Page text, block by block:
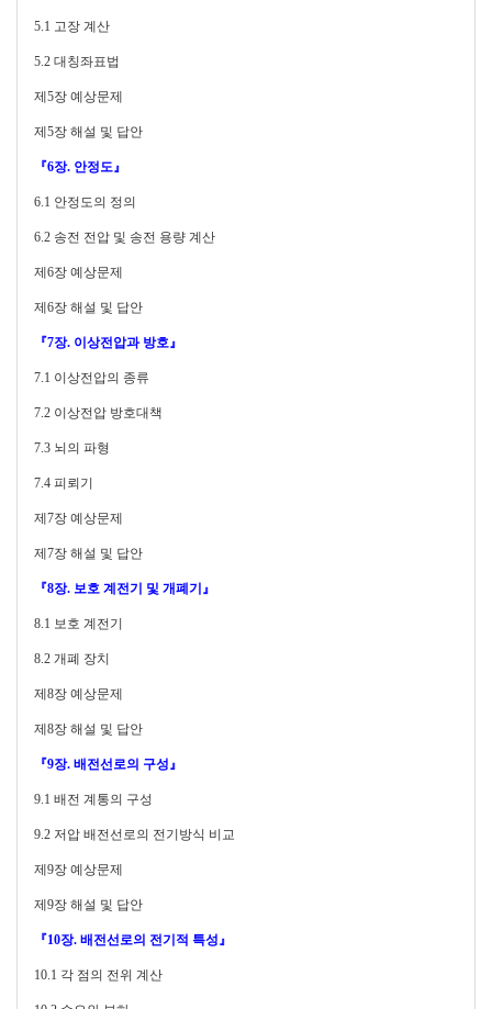
5.1 고장 계산
5.2 대칭좌표법
제5장 예상문제
제5장 해설 및 답안
『6장. 안정도』
6.1 안정도의 정의
6.2 송전 전압 및 송전 용량 계산
제6장 예상문제
제6장 해설 및 답안
『7장. 이상전압과 방호』
7.1 이상전압의 종류
7.2 이상전압 방호대책
7.3 뇌의 파형
7.4 피뢰기
제7장 예상문제
제7장 해설 및 답안
『8장. 보호 계전기 및 개폐기』
8.1 보호 계전기
8.2 개폐 장치
제8장 예상문제
제8장 해설 및 답안
『9장. 배전선로의 구성』
9.1 배전 계통의 구성
9.2 저압 배전선로의 전기방식 비교
제9장 예상문제
제9장 해설 및 답안
『10장. 배전선로의 전기적 특성』
10.1 각 점의 전위 계산